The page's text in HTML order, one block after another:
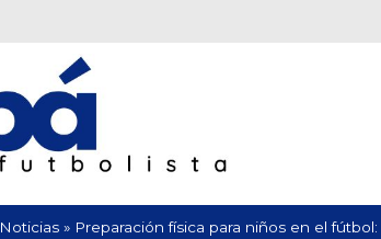
Noticias » Preparación física para niños en el